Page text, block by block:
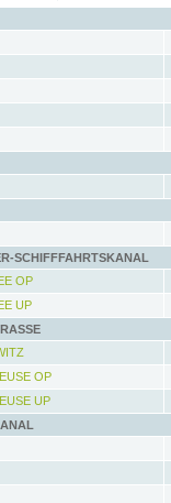
SCHIFFFAHRTSKANAL
OP
UP
OP
UP